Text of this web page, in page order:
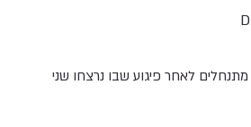
מתנחלים לאחר פיגוע שבו נרצחו שני